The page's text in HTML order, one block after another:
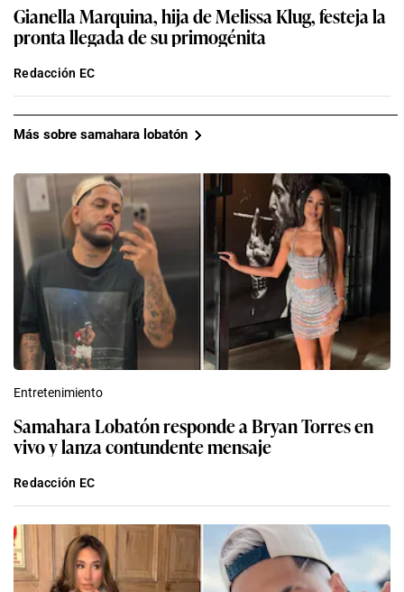
Gianella Marquina, hija de Melissa Klug, festeja la
pronta llegada de su primogénita
Redacción EC
Más sobre samahara lobatón
Entretenimiento
Samahara Lobatón responde a Bryan Torres en
vivo y lanza contundente mensaje
Redacción EC